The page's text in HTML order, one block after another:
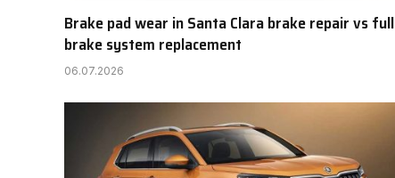
Brake pad wear in Santa Clara brake repair vs full
brake system replacement
06.07.2026